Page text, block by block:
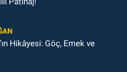
Hikâyesi: Göç, Emek ve